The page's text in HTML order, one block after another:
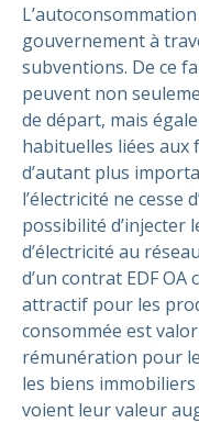
gouvernement à
subventions. De ce
peuvent non
de départ, mais
habituelles liées aux
d’autant plus
l’électricité ne cesse
possibilité d’injecter
d’électricité au
d’un contrat EDF
attractif pour les
consommée est
rémunération pour
les biens
voient leur valeur